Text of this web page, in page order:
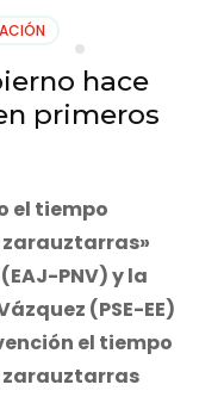
hace
primeros
el tiempo
zarauztarras»
PNV) y la
(PSE-EE)
el tiempo
zarauztarras